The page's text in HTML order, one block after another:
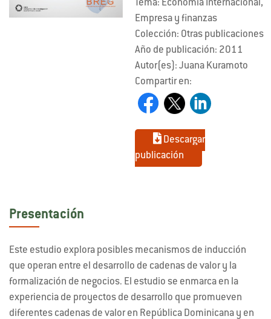
Tema: Economía Internacional,
Empresa y finanzas
Colección: Otras publicaciones
Año de publicación: 2011
Autor(es): Juana Kuramoto
Compartir en:
Descargar
publicación
Presentación
Este estudio explora posibles mecanismos de inducción
que operan entre el desarrollo de cadenas de valor y la
formalización de negocios. El estudio se enmarca en la
experiencia de proyectos de desarrollo que promueven
diferentes cadenas de valor en República Dominicana y en